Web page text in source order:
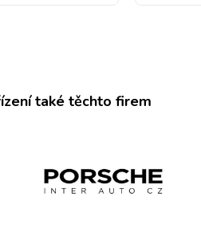
také těchto firem